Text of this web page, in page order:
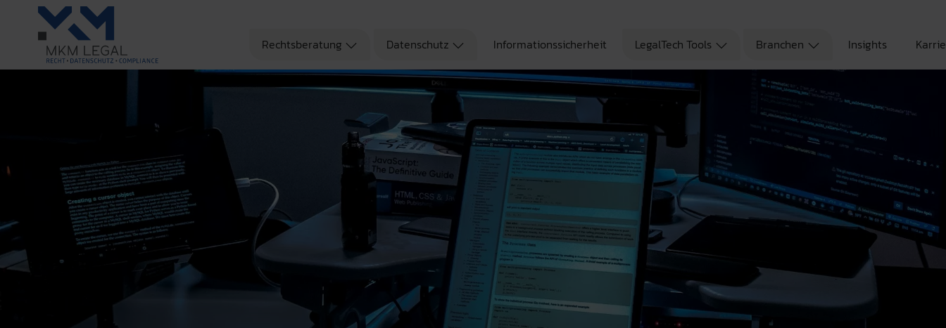
Rechtsberatung Datenschutz Informationssicherheit LegalTech Tools Branchen Insights